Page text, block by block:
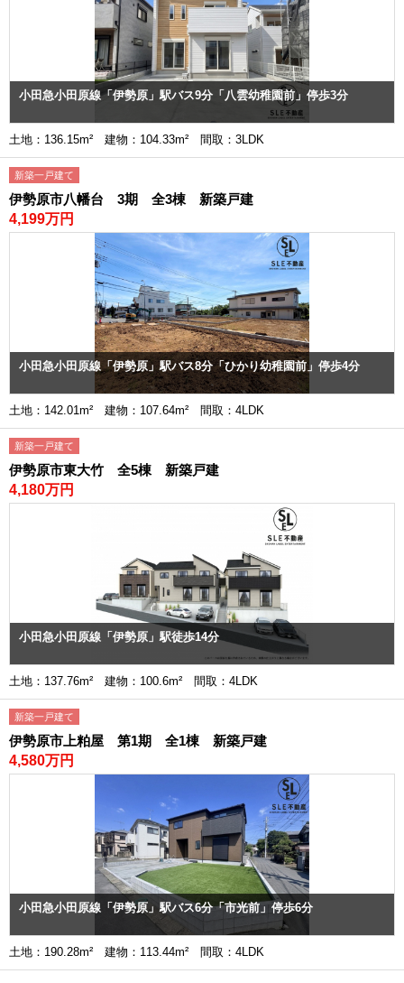
小田急小田原線「伊勢原」駅バス9分「八雲幼稚園前」停歩3分
土地：136.15m² 建物：104.33m² 間取：3LDK
新築一戸建て
伊勢原市八幡台 3期 全3棟 新築戸建
4,199万円
小田急小田原線「伊勢原」駅バス8分「ひかり幼稚園前」停歩4分
土地：142.01m² 建物：107.64m² 間取：4LDK
新築一戸建て
伊勢原市東大竹 全5棟 新築戸建
4,180万円
小田急小田原線「伊勢原」駅徒歩14分
土地：137.76m² 建物：100.6m² 間取：4LDK
新築一戸建て
伊勢原市上粕屋 第1期 全1棟 新築戸建
4,580万円
小田急小田原線「伊勢原」駅バス6分「市光前」停歩6分
土地：190.28m² 建物：113.44m² 間取：4LDK